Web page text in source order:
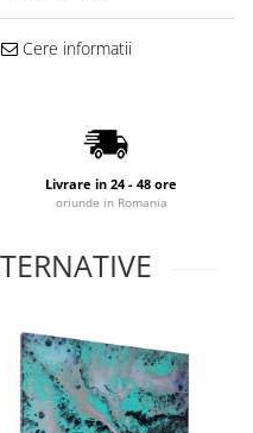
Cere informatii
Livrare in 24 - 48 ore
oriunde in Romania